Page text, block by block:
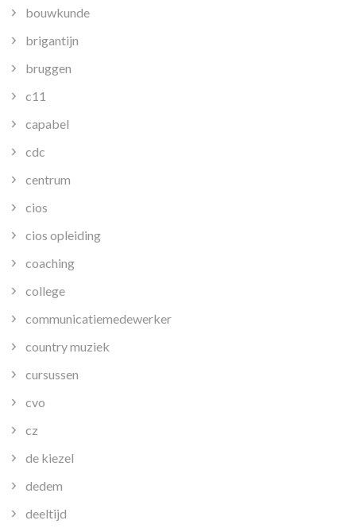
bouwkunde
brigantijn
bruggen
c11
capabel
cdc
centrum
cios
cios opleiding
coaching
college
communicatiemedewerker
country muziek
cursussen
cvo
cz
de kiezel
dedem
deeltijd